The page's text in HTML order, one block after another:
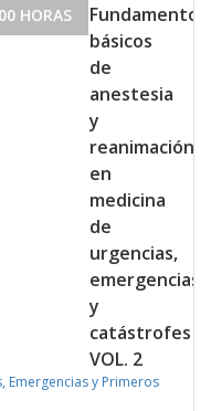
HORAS
Fundamentos
básicos
de
anestesia
y
reanimación
en
medicina
de
urgencias,
emergencias
y
catástrofes
VOL. 2
Emergencias y Primeros